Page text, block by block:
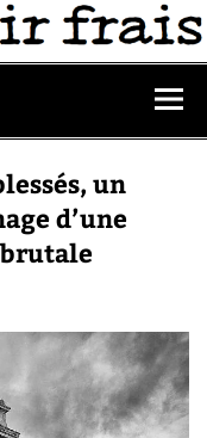
un
d’une